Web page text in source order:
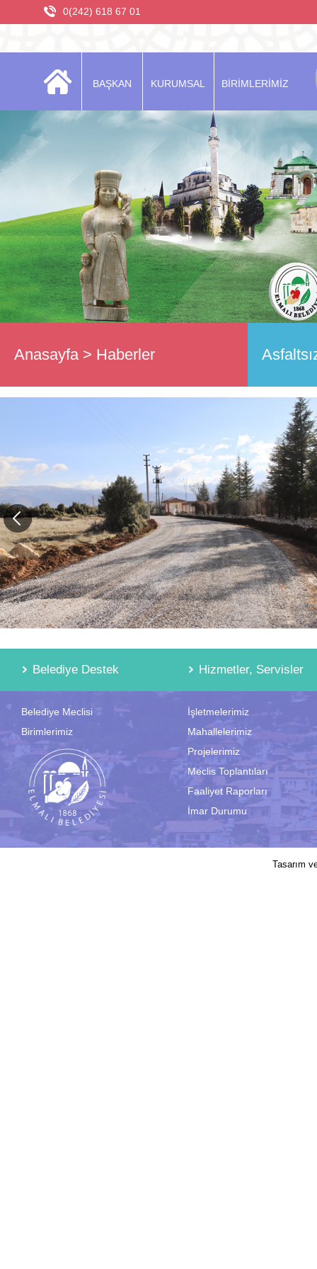
0(242) 618 67 01
BAŞKAN KURUMSAL BİRİMLERİMİZ
Anasayfa> Haberler
Belediye Destek Hizmetler, Servisler
Belediye Meclisi
Birimlerimiz
İşletmelerimiz
Mahallelerimiz
Projelerimiz
Meclis Toplantıları
Faaliyet Raporları
İmar Durumu
Tasarım